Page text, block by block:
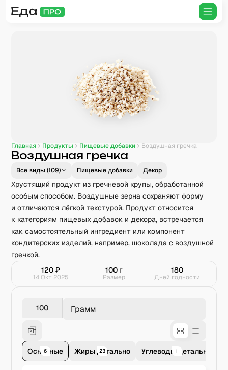
Главная Продукты Пищевые добавки Воздушная гречка
Воздушная гречка
Все виды (109) Пищевые добавки Декор
Хрустящий продукт из гречневой крупы, обработанной
особым способом. Воздушные зерна сохраняют форму
и отличаются лёгкой текстурой. Продукт относится
к категориям пищевых добавок и декора, встречается
как самостоятельный ингредиент или компонент
кондитерских изделий, например, шоколада с воздушной
гречкой.
120₽
14 Окт 2025
100 г
Размер
180
Дней годности
Грамм
Основные
6 Жиры детально
23 Углеводы детально
1